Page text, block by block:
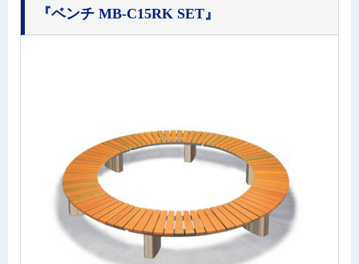
『ベンチ MB-C15RK SET』